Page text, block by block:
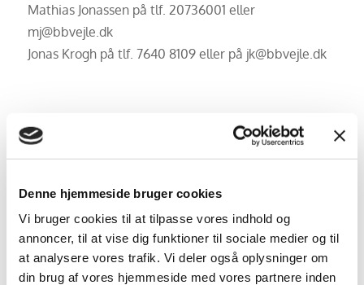
Denne hjemmeside bruger cookies
Vi bruger cookies til at tilpasse vores indhold og
annoncer, til at vise dig funktioner til sociale medier og til
at analysere vores trafik. Vi deler også oplysninger om
din brug af vores hjemmeside med vores partnere inden
Mathias Jonassen på tlf. 20736001 eller
mj@bbvejle.dk
Jonas Krogh på tlf. 7640 8109 eller på jk@bbvejle.dk
Android Auto
Apple CarPlay
Aut. nedblændeligt
bakspejl
Automatgear